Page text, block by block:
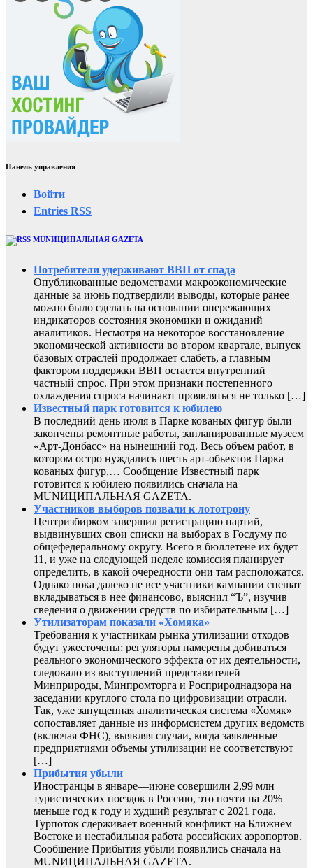
Панель управления
Войти
Entries RSS
MUNИЦИПАЛЬНАЯ GAZЕТА
Потребители удерживают ВВП от спада
Опубликованные ведомствами макроэкономические
данные за июнь подтвердили выводы, которые ранее
можно было сделать на основании опережающих
индикаторов состояния экономики и ожиданий
аналитиков. Несмотря на некоторое восстановление
экономической активности во втором квартале, выпуск
базовых отраслей продолжает слабеть, а главным
фактором поддержки ВВП остается внутренний
частный спрос. При этом признаки постепенного
охлаждения спроса начинают проявляться не только […]
Известный парк готовится к юбилею
В последний день июля в Парке кованых фигур были
закончены ремонтные работы, запланированные музеем
«Арт-Донбасс» на нынешний год. Весь объем работ, в
котором остро нуждались шесть арт-обьектов Парка
кованых фигур,… Сообщение Известный парк
готовится к юбилею появились сначала на
MUNИЦИПАЛЬНАЯ GAZЕТА.
Участников выборов позвали к лототрону
Центризбирком завершил регистрацию партий,
выдвинувших свои списки на выборах в Госдуму по
общефедеральному округу. Всего в бюллетене их будет
11, и уже на следующей неделе комиссия планирует
определить, в какой очередности они там расположатся.
Однако пока далеко не все участники кампании спешат
вкладываться в нее финансово, выяснил “Ъ”, изучив
сведения о движении средств по избирательным […]
Утилизаторам показали «Хомяка»
Требования к участникам рынка утилизации отходов
будут ужесточены: регуляторы намерены добиваться
реального экономического эффекта от их деятельности,
следовало из выступлений представителей
Минприроды, Минпромторга и Росприроднадзора на
заседании круглого стола по цифровизации отрасли.
Так, уже запущенная аналитическая система «Хомяк»
сопоставляет данные из информсистем других ведомств
(включая ФНС), выявляя случаи, когда заявленные
предприятиями объемы утилизации не соответствуют
[…]
Прибытия убыли
Иностранцы в январе—июне совершили 2,99 млн
туристических поездок в Россию, это почти на 20%
меньше год к году и худший результат с 2021 года.
Турпоток сдерживает военный конфликт на Ближнем
Востоке и нестабильная работа российских аэропортов.
Сообщение Прибытия убыли появились сначала на
MUNИЦИПАЛЬНАЯ GAZЕТА.